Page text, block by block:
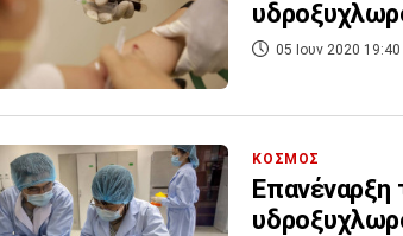
05 Ιουν 2020 19:40
ΚΟΣΜΟΣ
Επανέναρξη